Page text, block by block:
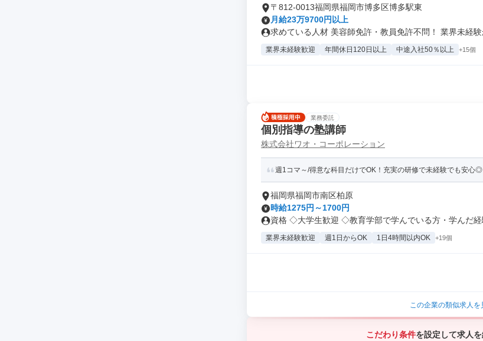
〒812-0013福岡県福岡市博多区博多駅東
月給23万9700円以上
求めている人材 美容師免許・教員免許不問！ 業界未経験
業界未経験歓迎 年間休日120日以上 中途入社50％以上 +15個
業務委託
個別指導の塾講師
株式会社ワオ・コーポレーション
週1コマ～/得意な科目だけでOK！充実の研修で未経験でも安心◎
福岡県福岡市南区柏原
時給1275円～1700円
資格 ◇大学生歓迎 ◇教育学部で学んでいる方・学んだ経
業界未経験歓迎 週1日からOK 1日4時間以内OK +19個
この企業の類似求人を
こだわり条件を設定して求人